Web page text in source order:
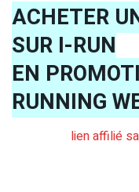
ACHETER
SUR I-RUN
EN
RUNNING
lien affilié